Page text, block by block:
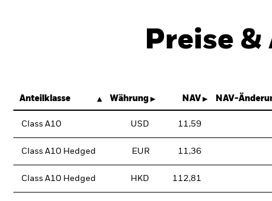
Preise
Anteilklasse Währung NAV NAV-
Class A10 USD 11,59
Class A10 Hedged EUR 11,36
Class A10 Hedged HKD 112,81